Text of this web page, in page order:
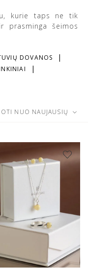
kurie taps ne tik
prasminga šeimos
DOVANOS
NUO NAUJAUSIŲ